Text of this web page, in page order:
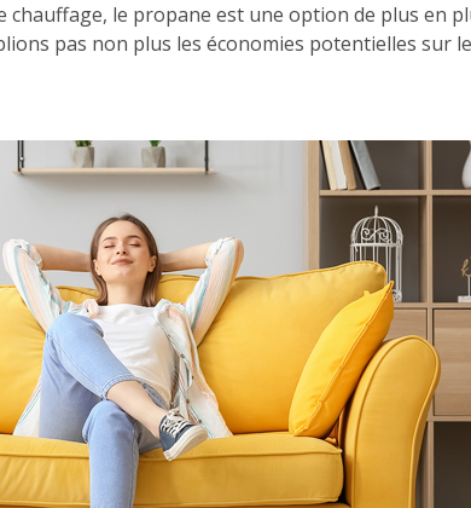
chauffage, le propane est une option de plus en
pas non plus les économies potentielles sur